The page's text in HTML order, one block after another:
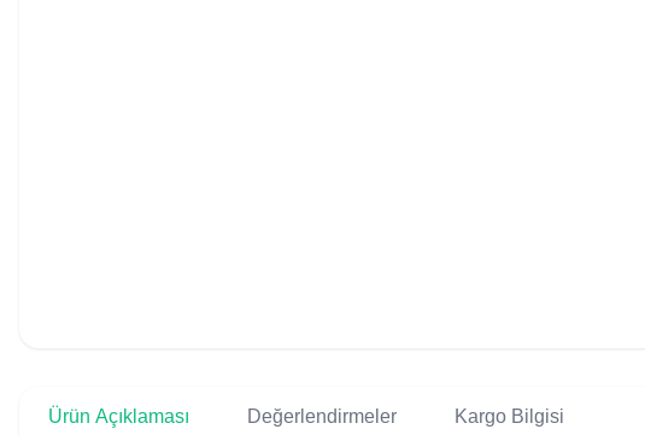
Ürün Açıklaması Değerlendirmeler Kargo Bilgisi